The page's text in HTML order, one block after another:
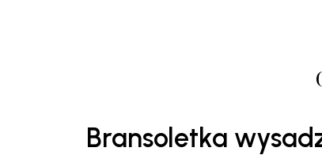
Bransoletka